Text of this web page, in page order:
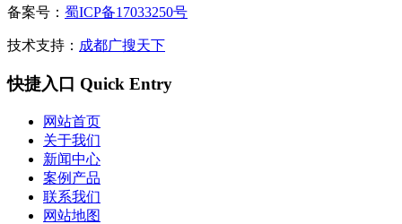
备案号： 蜀ICP备17033250号
技术支持： 成都广搜天下
快捷入口 Quick Entry
网站首页
关于我们
新闻中心
案例产品
联系我们
网站地图